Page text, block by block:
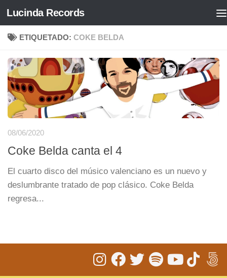
Saltar al contenido
Lucinda Records
ETIQUETADO: COKE BELDA
08/06/2020
Coke Belda canta el 4
El cuarto disco del músico valenciano es un nuevo y
deslumbrante tratado de pop clásico. Coke Belda
regresa...